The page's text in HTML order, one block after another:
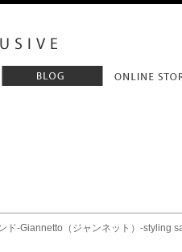
ド-Giannetto（ジャンネット）-styling